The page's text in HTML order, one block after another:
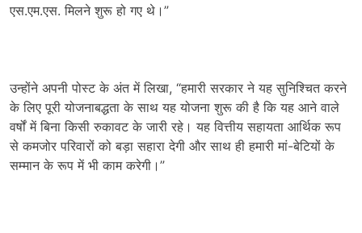
एस.एम.एस. मिलने शुरू हो गए थे।”
उन्होंने अपनी पोस्ट के अंत में लिखा, “हमारी सरकार ने यह सुनिश्चित करने
के लिए पूरी योजनाबद्धता के साथ यह योजना शुरू की है कि यह आने वाले
वर्षों में बिना किसी रुकावट के जारी रहे। यह वित्तीय सहायता आर्थिक रूप
से कमजोर परिवारों को बड़ा सहारा देगी और साथ ही हमारी मां-बेटियों के
सम्मान के रूप में भी काम करेगी।”